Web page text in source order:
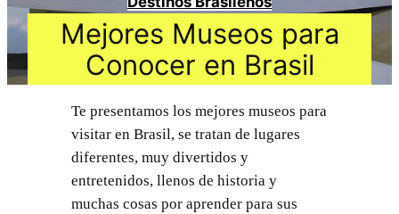
Mejores Museos para
Conocer en Brasil
Te presentamos los mejores museos para
visitar en Brasil, se tratan de lugares
diferentes, muy divertidos y
entretenidos, llenos de historia y
muchas cosas por aprender para sus